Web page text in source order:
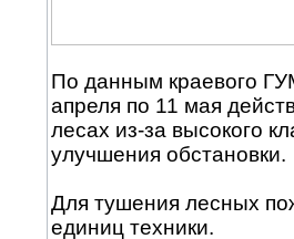
По данным краевого
апреля по 11 мая
лесах из-за высокого
улучшения обстановки.
Для тушения лесных
единиц техники.